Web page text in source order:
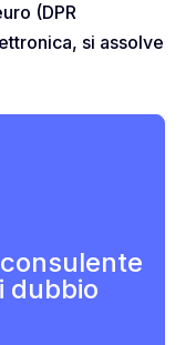
(DPR
si assolve
dubbio